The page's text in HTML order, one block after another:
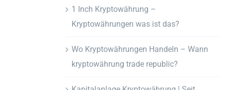
1 Inch Kryptowährung –
Kryptowährungen was ist das?
Wo Kryptowährungen Handeln – Wann
kryptowährung trade republic?